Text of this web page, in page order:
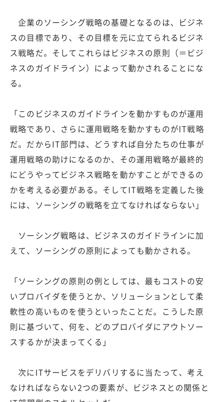
企業のソーシング戦略の基礎となるのは、ビジネ
スの目標であり、その目標を元に立てられるビジネ
ス戦略だ。そしてこれらはビジネスの原則（＝ビジ
ネスのガイドライン）によって動かされることにな
る。
「このビジネスのガイドラインを動かすものが運用
戦略であり、さらに運用戦略を動かすものがIT戦略
だ。だからIT部門は、どうすれば自分たちの仕事が
運用戦略の助けになるのか、その運用戦略が最終的
にどうやってビジネス戦略を動かすことができるの
かを考える必要がある。そしてIT戦略を定義した後
には、ソーシングの戦略を立てなければならない」
ソーシング戦略は、ビジネスのガイドラインに加
えて、ソーシングの原則によっても動かされる。
「ソーシングの原則の例としては、最もコストの安
いプロバイダを使うとか、ソリューションとして柔
軟性の高いものを使うといったことだ。こうした原
則に基づいて、何を、どのプロバイダにアウトソー
スするかが決まってくる」
次にITサービスをデリバリするに当たって、考え
なければならない2つの要素が、ビジネスとの関係と